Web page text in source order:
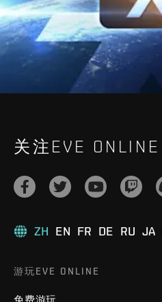
关注EVE ONLINE
ZH EN FR DE RU JA
游玩EVE ONLINE
免费游玩